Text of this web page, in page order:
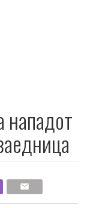
нападот